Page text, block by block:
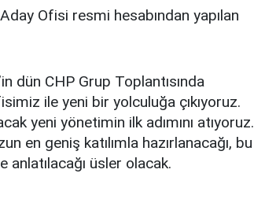
Ofisi resmi hesabından yapılan
dün CHP Grup Toplantısında
ile yeni bir yolculuğa çıkıyoruz.
yeni yönetimin ilk adımını atıyoruz.
en geniş katılımla hazırlanacağı, bu
anlatılacağı üsler olacak.